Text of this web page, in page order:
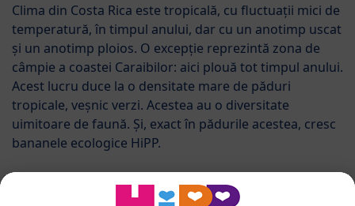
Clima din Costa Rica este tropicală, cu fluctuații mici de
temperatură, în timpul anului, dar cu un anotimp uscat
și un anotimp ploios. O excepție reprezintă zona de
câmpie a coastei Caraibilor: aici plouă tot timpul anului.
Acest lucru duce la o densitate mare de păduri
tropicale, veșnic verzi. Acestea au o diversitate
uimitoare de faună. Și, exact în pădurile acestea, cresc
bananele ecologice HiPP.